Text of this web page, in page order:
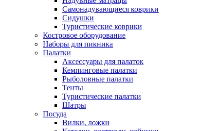
Самонадувающиеся коврики
Сидушки
Туристические коврики
Костровое оборудование
Наборы для пикника
Палатки
Аксессуары для палаток
Кемпинговые палатки
Рыболовные палатки
Тенты
Туристические палатки
Шатры
Посуда
Вилки, ложки